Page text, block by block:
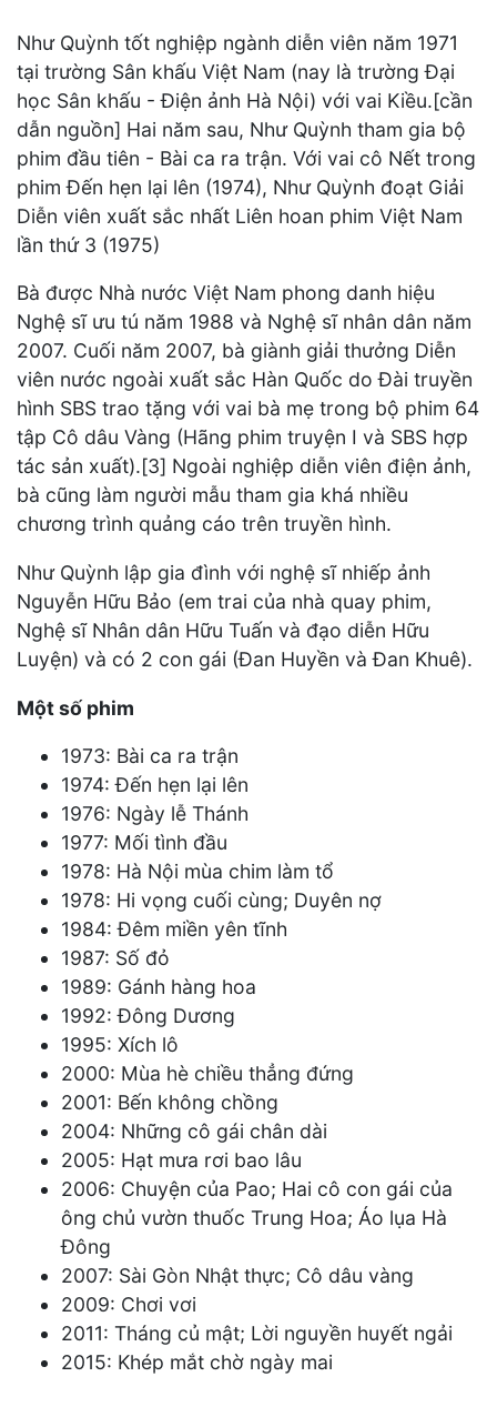
Như Quỳnh tốt nghiệp ngành diễn viên năm 1971
tại trường Sân khấu Việt Nam (nay là trường Đại
học Sân khấu - Điện ảnh Hà Nội) với vai Kiều.[cần
dẫn nguồn] Hai năm sau, Như Quỳnh tham gia bộ
phim đầu tiên - Bài ca ra trận. Với vai cô Nết trong
phim Đến hẹn lại lên (1974), Như Quỳnh đoạt Giải
Diễn viên xuất sắc nhất Liên hoan phim Việt Nam
lần thứ 3 (1975)
Bà được Nhà nước Việt Nam phong danh hiệu
Nghệ sĩ ưu tú năm 1988 và Nghệ sĩ nhân dân năm
2007. Cuối năm 2007, bà giành giải thưởng Diễn
viên nước ngoài xuất sắc Hàn Quốc do Đài truyền
hình SBS trao tặng với vai bà mẹ trong bộ phim 64
tập Cô dâu Vàng (Hãng phim truyện I và SBS hợp
tác sản xuất).[3] Ngoài nghiệp diễn viên điện ảnh,
bà cũng làm người mẫu tham gia khá nhiều
chương trình quảng cáo trên truyền hình.
Như Quỳnh lập gia đình với nghệ sĩ nhiếp ảnh
Nguyễn Hữu Bảo (em trai của nhà quay phim,
Nghệ sĩ Nhân dân Hữu Tuấn và đạo diễn Hữu
Luyện) và có 2 con gái (Đan Huyền và Đan Khuê).
Một số phim
1973: Bài ca ra trận
1974: Đến hẹn lại lên
1976: Ngày lễ Thánh
1977: Mối tình đầu
1978: Hà Nội mùa chim làm tổ
1978: Hi vọng cuối cùng; Duyên nợ
1984: Đêm miền yên tĩnh
1987: Số đỏ
1989: Gánh hàng hoa
1992: Đông Dương
1995: Xích lô
2000: Mùa hè chiều thẳng đứng
2001: Bến không chồng
2004: Những cô gái chân dài
2005: Hạt mưa rơi bao lâu
2006: Chuyện của Pao; Hai cô con gái của
ông chủ vườn thuốc Trung Hoa; Áo lụa Hà
Đông
2007: Sài Gòn Nhật thực; Cô dâu vàng
2009: Chơi vơi
2011: Tháng củ mật; Lời nguyền huyết ngải
2015: Khép mắt chờ ngày mai